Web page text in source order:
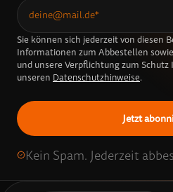
Sie können sich jederzeit von diesen
Informationen zum Abbestellen
und unsere Verpflichtung zum
unseren Datenschutzhinweise.
Kein Spam. Jederzeit